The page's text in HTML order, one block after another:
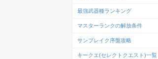
最強武器種ランキング
マスターランクの解放条件
サンブレイク序盤攻略
キークエ(セレクトクエスト)一覧